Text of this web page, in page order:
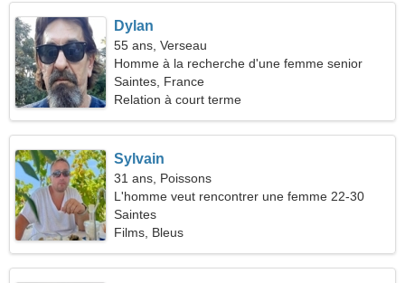
Dylan
55 ans, Verseau
Homme à la recherche d'une femme senior
Saintes, France
Relation à court terme
Sylvain
31 ans, Poissons
L'homme veut rencontrer une femme 22-30
Saintes
Films, Bleus